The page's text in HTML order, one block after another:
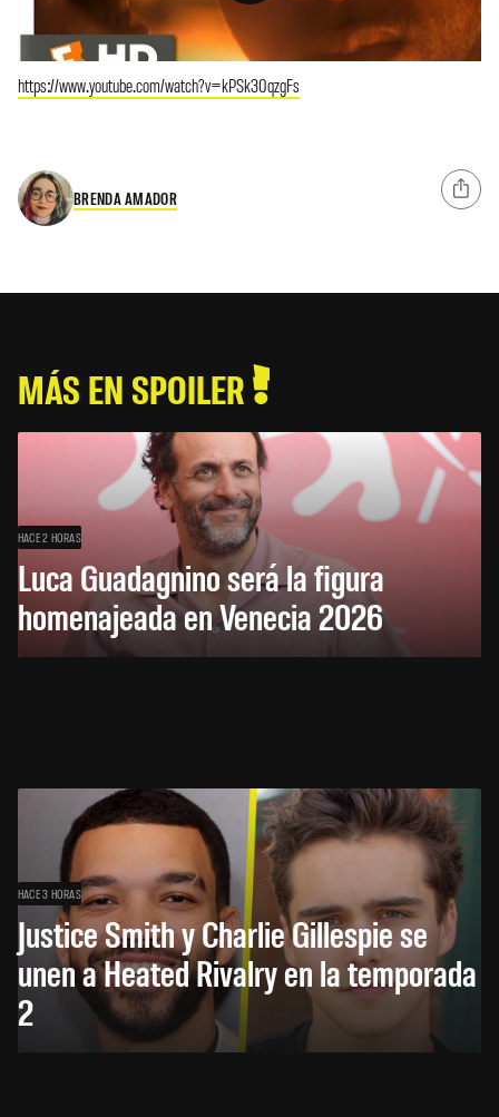
https://www.youtube.com/watch?v=kPSk30qzgFs
BRENDA AMADOR
MÁS EN SPOILER
HACE 2 HORAS
Luca Guadagnino será la figura
homenajeada en Venecia 2026
HACE 3 HORAS
Justice Smith y Charlie Gillespie se
unen a Heated Rivalry en la temporada
2